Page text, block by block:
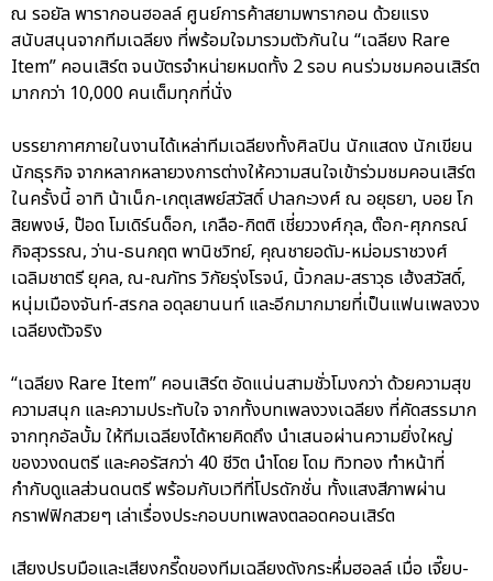
ณ รอยัล พารากอนฮอลล์ ศูนย์การค้าสยามพารากอน ด้วยแรง
สนับสนุนจากทีมเฉลียง ที่พร้อมใจมารวมตัวกันใน “เฉลียง Rare
Item” คอนเสิร์ต จนบัตรจำหน่ายหมดทั้ง 2 รอบ คนร่วมชมคอนเสิร์ต
มากกว่า 10,000 คนเต็มทุกที่นั่ง
บรรยากาศภายในงานได้เหล่าทีมเฉลียงทั้งศิลปิน นักแสดง นักเขียน
นักธุรกิจ จากหลากหลายวงการต่างให้ความสนใจเข้าร่วมชมคอนเสิร์ต
ในครั้งนี้ อาทิ น้าเน็ก-เกตุเสพย์สวัสดิ์ ปาลกะวงศ์ ณ อยุธยา, บอย โก
สิยพงษ์, ป๊อด โมเดิร์นด็อก, เกลือ-กิตติ เชี่ยววงศ์กุล, ต๊อก-ศุภกรณ์
กิจสุวรรณ, ว่าน-ธนกฤต พานิชวิทย์, คุณชายอดัม-หม่อมราชวงศ์
เฉลิมชาตรี ยุคล, ณ-ณภัทร วิกัยรุ่งโรจน์, นิ้วกลม-สราวุธ เฮ้งสวัสดิ์,
หนุ่มเมืองจันท์-สรกล อดุลยานนท์ และอีกมากมายที่เป็นแฟนเพลงวง
เฉลียงตัวจริง
“เฉลียง Rare Item” คอนเสิร์ต อัดแน่นสามชั่วโมงกว่า ด้วยความสุข
ความสนุก และความประทับใจ จากทั้งบทเพลงวงเฉลียง ที่คัดสรรมาก
จากทุกอัลบั้ม ให้ทีมเฉลียงได้หายคิดถึง นำเสนอผ่านความยิ่งใหญ่
ของวงดนตรี และคอรัสกว่า 40 ชีวิต นำโดย โดม ทิวทอง ทำหน้าที่
กำกับดูแลส่วนดนตรี พร้อมกับเวทีที่โปรดักชั่น ทั้งแสงสีภาพผ่าน
กราฟฟิกสวยๆ เล่าเรื่องประกอบบทเพลงตลอดคอนเสิร์ต
เสียงปรบมือและเสียงกรี๊ดของทีมเฉลียงดังกระหึ่มฮอลล์ เมื่อ เจี๊ยบ-